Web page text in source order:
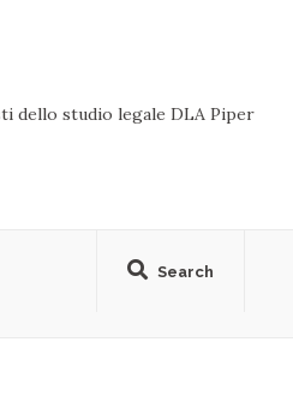
dello studio legale DLA Piper
Search